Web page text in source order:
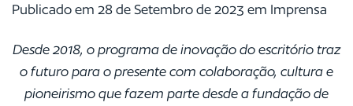
Publicado em 28 de Setembro de 2023 em Imprensa
Desde 2018, o programa de inovação do escritório traz
o futuro para o presente com colaboração, cultura e
pioneirismo que fazem parte desde a fundação de